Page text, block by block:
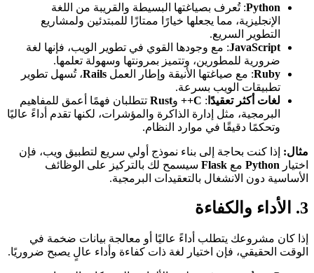
Python: تُعرف بصياغتها البسيطة والقريبة من اللغة
الإنجليزية، مما يجعلها خيارًا ممتازًا للمبتدئين ولمشاريع
التطوير السريع.
JavaScript: مع وجودها القوي في تطوير الويب، فإنها لغة
ضرورية للمطورين، وتتميز بمرونتها وسهولة تعلمها.
Ruby: مع صياغتها الأنيقة وإطار العمل Rails، تُسهل تطوير
تطبيقات الويب بسرعة.
لغات أكثر تعقيدًا :
C++ وRust تتطلبان فهمًا أعمق للمفاهيم
البرمجية، مثل إدارة الذاكرة والمؤشرات، لكنها تقدم أداءً عاليًا
وتحكمًا دقيقًا في موارد النظام.
مثال: إذا كنت بحاجة إلى بناء نموذج أولي سريع لتطبيق ويب، فإن
اختيار Python مع Flask سيسمح لك بالتركيز على الوظائف
الأساسية دون الانشغال بالتعقيدات البرمجية.
3. الأداء والكفاءة
إذا كان مشروعك يتطلب أداءً عاليًا أو معالجة بيانات ضخمة في
الوقت الحقيقي، فإن اختيار لغة ذات كفاءة وأداء عالٍ يصبح ضروريًا.